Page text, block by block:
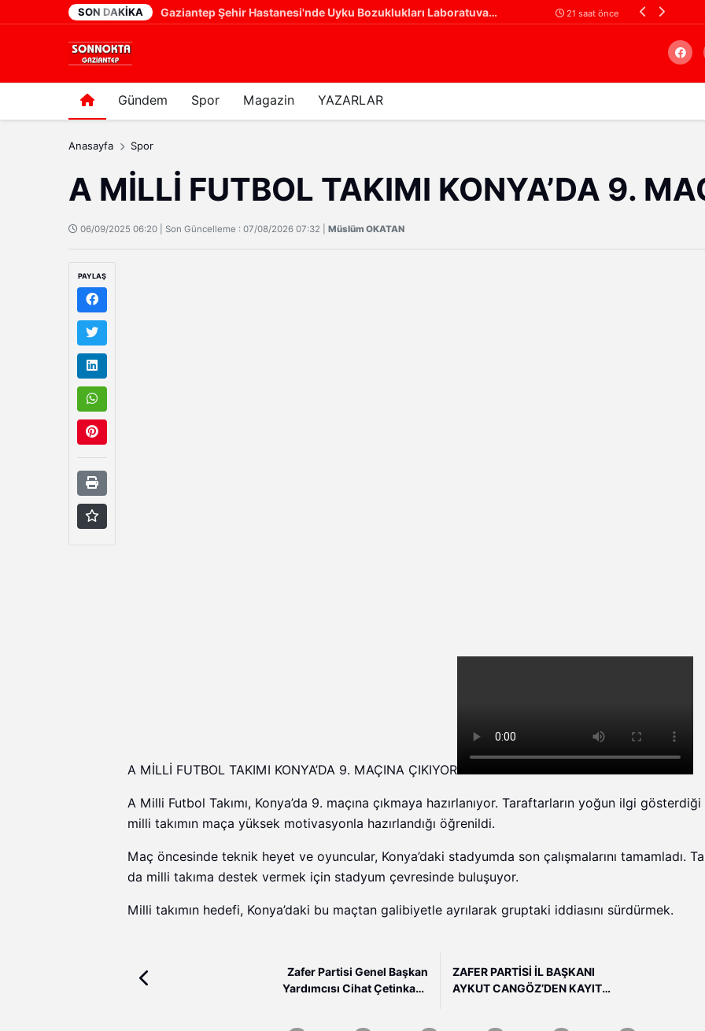
SON DAKIKA
20 saat önce Gaziantep Şehir Hastanesi'nde Uyku Bozuklukları Laboratuvarı Hizmete Açıldı 21 saat önce
Gündem Spor Magazin YAZARLAR
Arama
Anasayfa Spor
A MİLLİ FUTBOL TAKIMI KONYA’DA 9.
06/09/2025 06:20 | Son Güncelleme : 07/08/2026 07:32 | Müslüm OKATAN
PAYLAŞ
A MİLLİ FUTBOL TAKIMI KONYA’DA 9. MAÇINA ÇIKIYOR
A Milli Futbol Takımı, Konya’da 9. maçına çıkmaya hazırlanıyor. Taraftarların yoğun ilgi
milli takımın maça yüksek motivasyonla hazırlandığı öğrenildi.
Maç öncesinde teknik heyet ve oyuncular, Konya’daki stadyumda son çalışmalarını tamamladı.
da milli takıma destek vermek için stadyum çevresinde buluşuyor.
Milli takımın hedefi, Konya’daki bu maçtan galibiyetle ayrılarak gruptaki iddiasını sürdürmek.
Zafer Partisi Genel Başkan
Yardımcısı Cihat Çetinkaya
ZAFER PARTİSİ İL BAŞKANI
AYKUT CANGÖZ’DEN KAYIT